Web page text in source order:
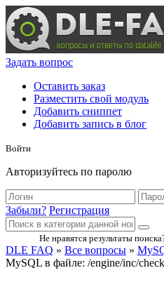
Задать вопрос
Оставить заказ
Разместить свой модуль
Добавить сниппет
Добавить запись в блог
Войти
Авторизуйтесь по паролю
Забыли? Регистрация
Не нравятся результаты
DLE FAQ » Все вопросы »
MySQL в файле: /engine/inc/